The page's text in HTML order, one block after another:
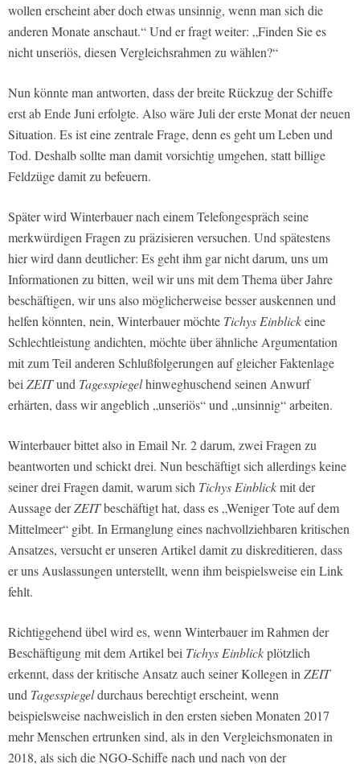
wollen erscheint aber doch etwas unsinnig, wenn man sich die
anderen Monate anschaut.“ Und er fragt weiter: „Finden Sie es
nicht unseriös, diesen Vergleichsrahmen zu wählen?“
Nun könnte man antworten, dass der breite Rückzug der Schiffe
erst ab Ende Juni erfolgte. Also wäre Juli der erste Monat der neuen
Situation. Es ist eine zentrale Frage, denn es geht um Leben und
Tod. Deshalb sollte man damit vorsichtig umgehen, statt billige
Feldzüge damit zu befeuern.
Später wird Winterbauer nach einem Telefongespräch seine
merkwürdigen Fragen zu präzisieren versuchen. Und spätestens
hier wird dann deutlicher: Es geht ihm gar nicht darum, uns um
Informationen zu bitten, weil wir uns mit dem Thema über Jahre
beschäftigen, wir uns also möglicherweise besser auskennen und
helfen könnten, nein, Winterbauer möchte Tichys Einblickeine
Schlechtleistung andichten, möchte über ähnliche Argumentation
mit zum Teil anderen Schlußfolgerungen auf gleicher Faktenlage
bei ZEITund Tagesspiegelhinweghuschend seinen Anwurf
erhärten, dass wir angeblich „unseriös“ und „unsinnig“ arbeiten.
Winterbauer bittet also in Email Nr. 2 darum, zwei Fragen zu
beantworten und schickt drei. Nun beschäftigt sich allerdings keine
seiner drei Fragen damit, warum sich Tichys Einblickmit der
Aussage derZEITbeschäftigt hat, dass es „Weniger Tote auf dem
Mittelmeer“ gibt. In Ermanglung eines nachvollziehbaren kritischen
Ansatzes, versucht er unseren Artikel damit zu diskreditieren, dass
er uns Auslassungen unterstellt, wenn ihm beispielsweise ein Link
fehlt.
Richtiggehend übel wird es, wenn Winterbauer im Rahmen der
Beschäftigung mit dem Artikel bei Tichys Einblickplötzlich
erkennt, dass der kritische Ansatz auch seiner Kollegen in ZEIT
und Tagesspiegeldurchaus berechtigt erscheint, wenn
beispielsweise nachweislich in den ersten sieben Monaten 2017
mehr Menschen ertrunken sind, als in den Vergleichsmonaten in
2018, als sich die NGO-Schiffe nach und nach von der